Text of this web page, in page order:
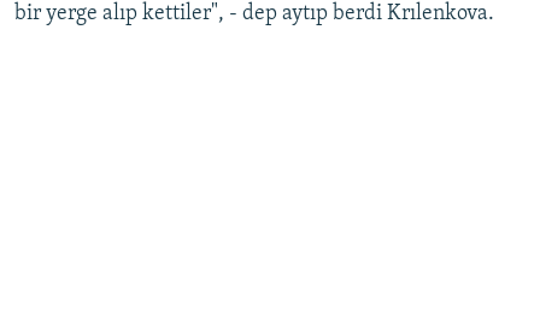
bir yerge alıp kettiler", - dep aytıp berdi Krılenkova.